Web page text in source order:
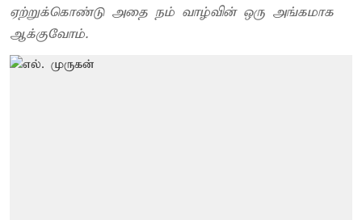
ஏற்றுக்கொண்டு அதை நம் வாழ்வின் ஒரு அங்கமாக
ஆக்குவோம்.